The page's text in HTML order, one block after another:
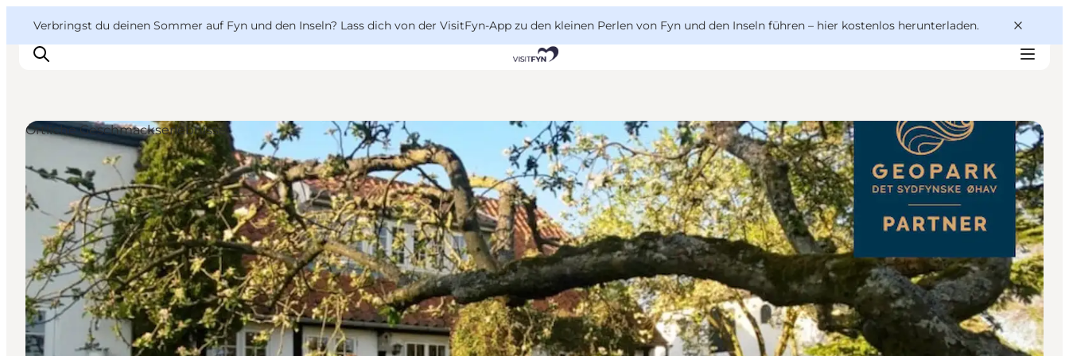
Verbringst du deinen Sommer auf Fyn und den Inseln? Lass dich von der VisitFyn-App zu den kleinen Perlen von Fyn und den Inseln führen – hier kostenlos herunterladen.
Reise Ideen
Outdoor & bike
Essen & trinken
Übernachtung
VisitFyn
Deutsch
Örtliche Geschmackserlebnisse